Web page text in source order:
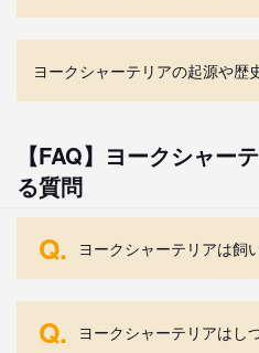
ヨークシャーテリアの起源や歴
【FAQ】ヨークシャー
る質問
Q. ヨークシャーテリアは飼
Q. ヨークシャーテリアはし